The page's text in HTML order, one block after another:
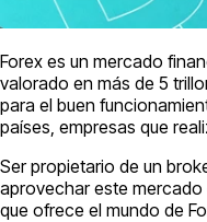
Forex es un mercado
valorado en más de 5
para el buen
países, empresas que
Ser propietario de un
aprovechar este
que ofrece el mundo de